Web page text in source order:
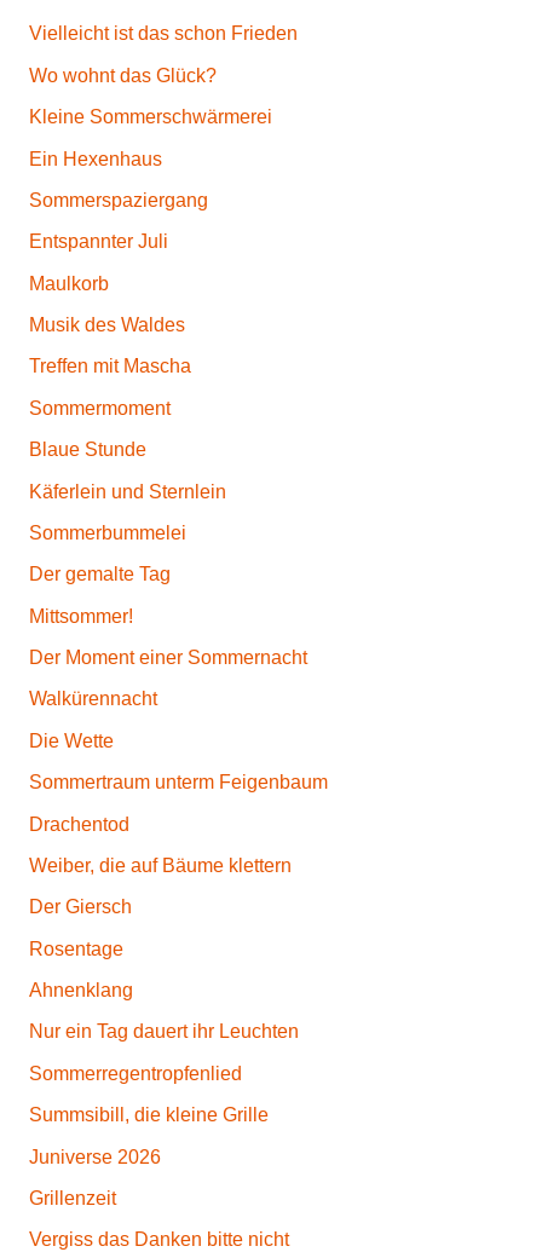
tVielleicht ist das schon Frieden
Wo wohnt das Glück?
Kleine Sommerschwärmerei
Ein Hexenhaus
Sommerspaziergang
Entspannter Juli
Maulkorb
Musik des Waldes
Treffen mit Mascha
Sommermoment
Blaue Stunde
Käferlein und Sternlein
Sommerbummelei
Der gemalte Tag
Mittsommer!
Der Moment einer Sommernacht
Walkürennacht
Die Wette
Sommertraum unterm Feigenbaum
Drachentod
Weiber, die auf Bäume klettern
Der Giersch
Rosentage
Ahnenklang
Nur ein Tag dauert ihr Leuchten
Sommerregentropfenlied
Summsibill, die kleine Grille
Juniverse 2026
Grillenzeit
Vergiss das Danken bitte nicht